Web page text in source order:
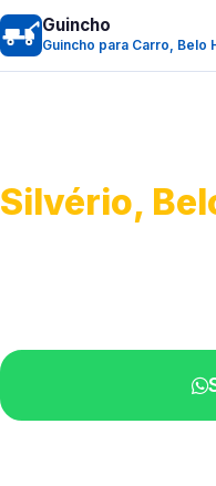
Guincho
Guincho para Carro, Belo
Silvério,